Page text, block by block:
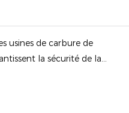
usines de carbure de
la sécurité de la